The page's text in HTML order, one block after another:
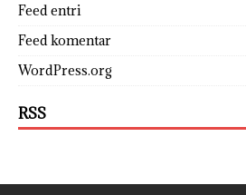
Feed entri
Feed komentar
WordPress.org
RSS